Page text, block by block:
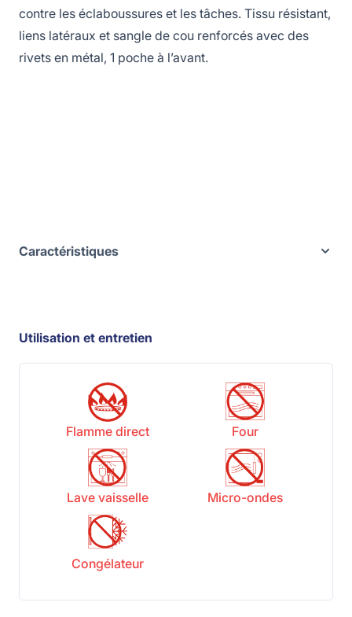
contre les éclaboussures et les tâches. Tissu résistant,
liens latéraux et sangle de cou renforcés avec des
rivets en métal, 1 poche à l’avant.
Caractéristiques
Utilisation et entretien
Flamme direct Four
Lave vaisselle Micro-ondes
Congélateur